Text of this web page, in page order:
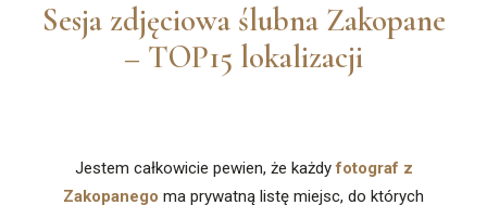
Sesja zdjęciowa ślubna Zakopane
– TOP15 lokalizacji
Jestem całkowicie pewien, że każdyfotograf z
Zakopanego ma prywatną listę miejsc, do których